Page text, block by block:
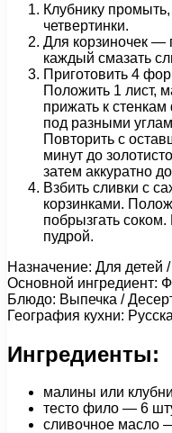
Клубнику
четвертинки.
Для корзиночек —
каждый смазать
Приготовить 4
Положить 1 лист,
прижать к
под разными
Повторить с
минут до
затем аккуратно
Взбить сливки с
корзинками.
побрызгать
пудрой.
Назначение: Для детей
Основной ингредиент:
Блюдо: Выпечка /
География кухни:
Ингредиенты:
малины или
тесто фило — 6
сливочное масло